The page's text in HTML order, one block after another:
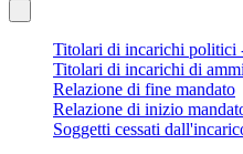
Titolari di incarichi politici
Titolari di incarichi di
Relazione di fine mandato
Relazione di inizio
Soggetti cessati